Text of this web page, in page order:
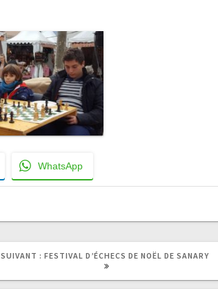
WhatsApp
SUIVANT : ARTICLE
FESTIVAL D’ÉCHECS DE NOËL DE SANARY